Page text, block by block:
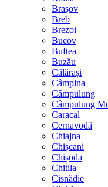
Brașov
Breb
Brezoi
Bucov
Buftea
Buzău
Călărași
Câmpina
Câmpulung
Câmpulung
Caracal
Cernavodă
Chiajna
Chișcani
Chișoda
Chitila
Cisnădie